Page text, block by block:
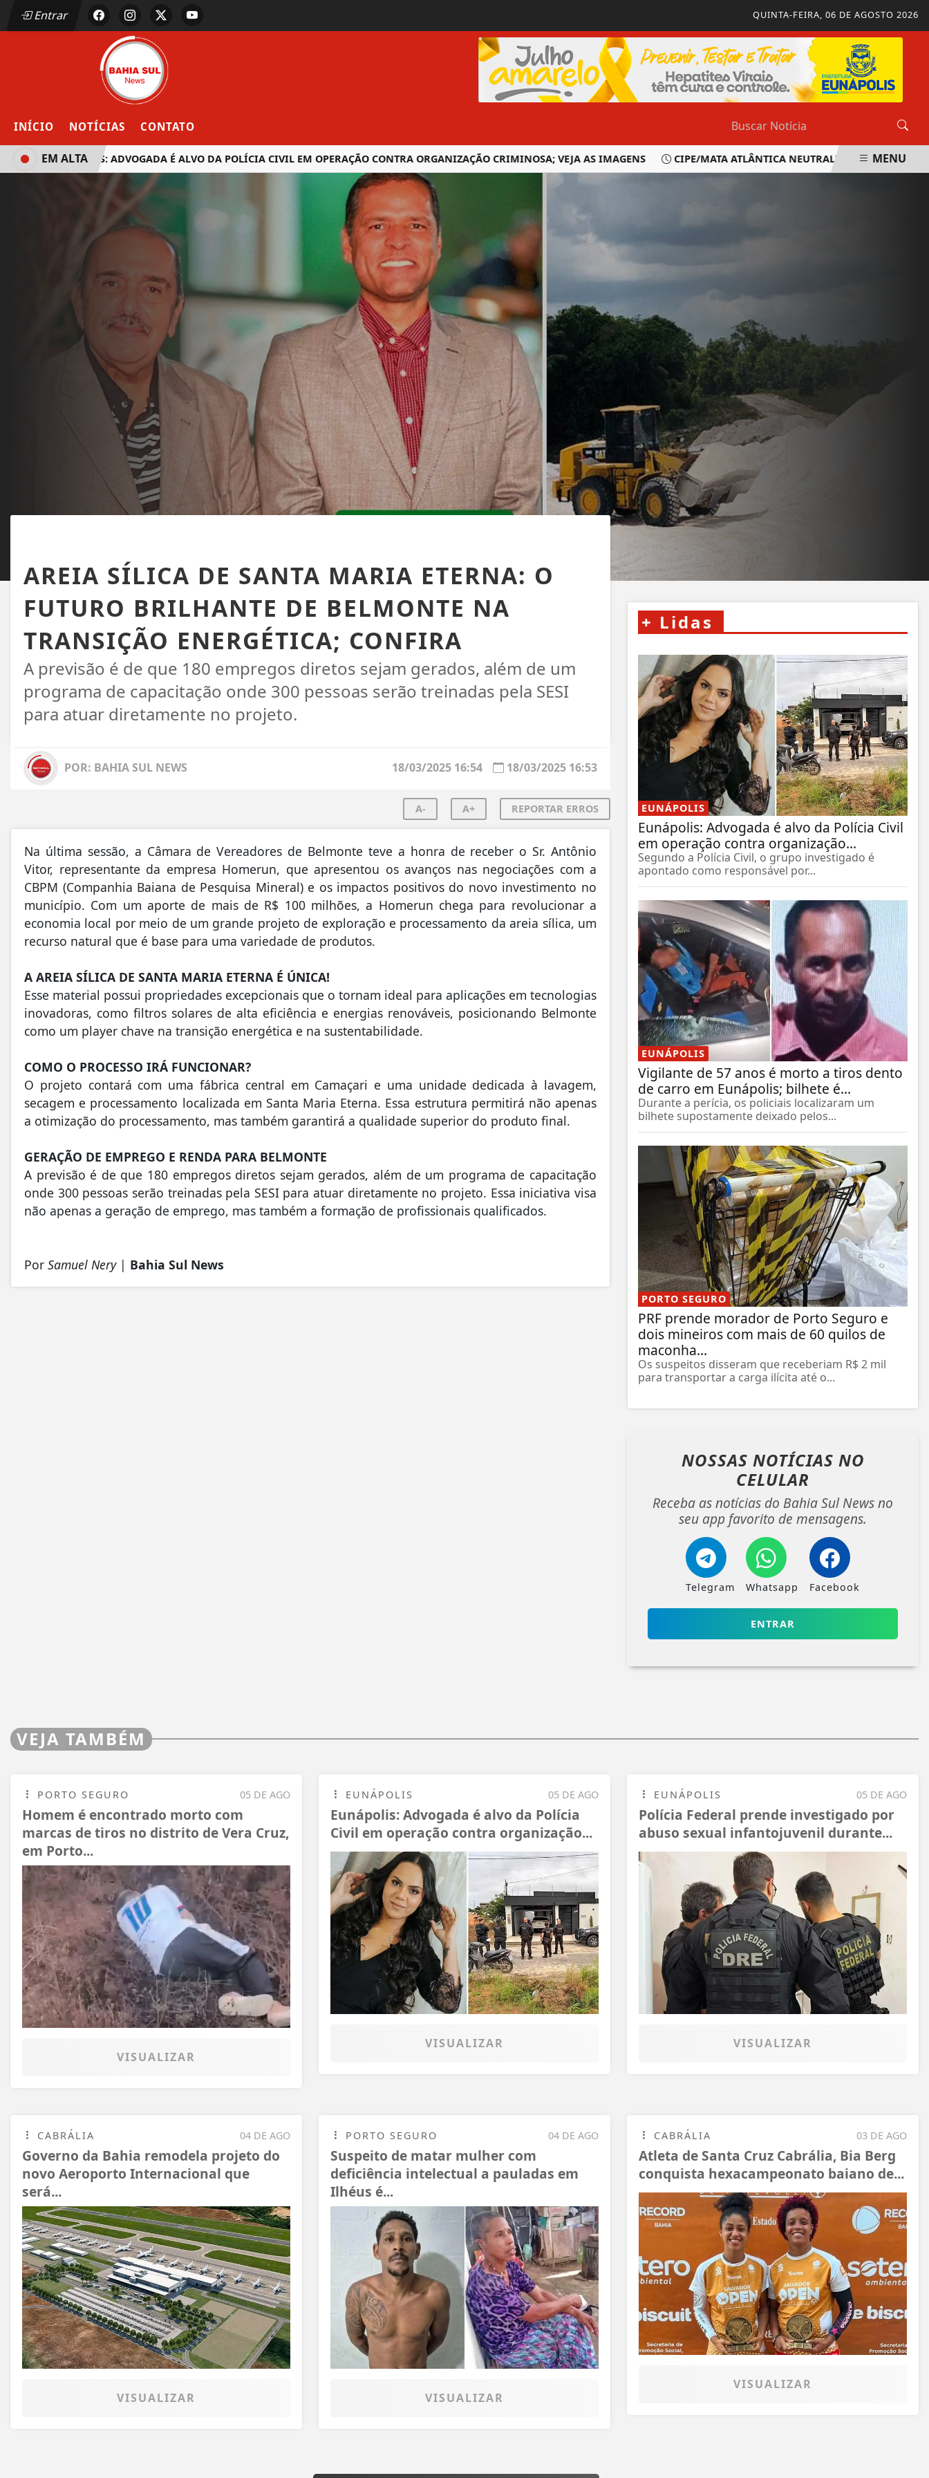
Entrar QUINTA-FEIRA, 06 DE AGOSTO 2026
INÍCIO NOTÍCIAS CONTATO
EUNÁPOLIS: ADVOGADA É ALVO DA POLÍCIA CIVIL EM OPERAÇÃO CONTRA ORGANIZAÇÃO CRIMINOSA; VEJA AS IMAGENS CIPE/MATA ATLÂNTICA NEUTRALIZA SUSPEITO E
EM ALTA MENU
AREIA SÍLICA DE SANTA MARIA ETERNA: O
FUTURO BRILHANTE DE BELMONTE NA
TRANSIÇÃO ENERGÉTICA; CONFIRA
A previsão é de que 180 empregos diretos sejam gerados, além de um
programa de capacitação onde 300 pessoas serão treinadas pela SESI
para atuar diretamente no projeto.
POR: BAHIA SUL NEWS 18/03/2025 16:53
18/03/2025 16:54
A- A+ REPORTAR ERROS
Na última sessão, a Câmara de Vereadores de Belmonte teve a honra de receber o Sr. Antônio
Vitor, representante da empresa Homerun, que apresentou os avanços nas negociações com a
CBPM (Companhia Baiana de Pesquisa Mineral) e os impactos positivos do novo investimento no
município. Com um aporte de mais de R$ 100 milhões, a Homerun chega para revolucionar a
economia local por meio de um grande projeto de exploração e processamento da areia sílica, um
recurso natural que é base para uma variedade de produtos.
A AREIA SÍLICA DE SANTA MARIA ETERNA É ÚNICA!
Esse material possui propriedades excepcionais que o tornam ideal para aplicações em tecnologias
inovadoras, como filtros solares de alta eficiência e energias renováveis, posicionando Belmonte
como um player chave na transição energética e na sustentabilidade.
COMO O PROCESSO IRÁ FUNCIONAR?
O projeto contará com uma fábrica central em Camaçari e uma unidade dedicada à lavagem,
secagem e processamento localizada em Santa Maria Eterna. Essa estrutura permitirá não apenas
a otimização do processamento, mas também garantirá a qualidade superior do produto final.
GERAÇÃO DE EMPREGO E RENDA PARA BELMONTE
A previsão é de que 180 empregos diretos sejam gerados, além de um programa de capacitação
onde 300 pessoas serão treinadas pela SESI para atuar diretamente no projeto. Essa iniciativa visa
não apenas a geração de emprego, mas também a formação de profissionais qualificados.
Por Samuel Nery| Bahia Sul News
+ Lidas
EUNÁPOLIS
Eunápolis: Advogada é alvo da Polícia Civil
em operação contra organização...
Segundo a Polícia Civil, o grupo investigado é
apontado como responsável por...
EUNÁPOLIS
Vigilante de 57 anos é morto a tiros dento
de carro em Eunápolis; bilhete é...
Durante a perícia, os policiais localizaram um
bilhete supostamente deixado pelos...
PORTO SEGURO
PRF prende morador de Porto Seguro e
dois mineiros com mais de 60 quilos de
maconha...
Os suspeitos disseram que receberiam R$ 2 mil
para transportar a carga ilícita até o...
NOSSAS NOTÍCIAS NO
CELULAR
Receba as notícias do Bahia Sul News no
seu app favorito de mensagens.
Telegram Whatsapp Facebook
ENTRAR
VEJA TAMBÉM
05 DE AGO
PORTO SEGURO
Homem é encontrado morto com
marcas de tiros no distrito de Vera Cruz,
em Porto...
VISUALIZAR
05 DE AGO
EUNÁPOLIS
Eunápolis: Advogada é alvo da Polícia
Civil em operação contra organização...
VISUALIZAR
05 DE AGO
EUNÁPOLIS
Polícia Federal prende investigado por
abuso sexual infantojuvenil durante...
VISUALIZAR
04 DE AGO
CABRÁLIA
Governo da Bahia remodela projeto do
novo Aeroporto Internacional que
será...
VISUALIZAR
04 DE AGO
PORTO SEGURO
Suspeito de matar mulher com
deficiência intelectual a pauladas em
Ilhéus é...
VISUALIZAR
03 DE AGO
CABRÁLIA
Atleta de Santa Cruz Cabrália, Bia Berg
conquista hexacampeonato baiano de...
VISUALIZAR